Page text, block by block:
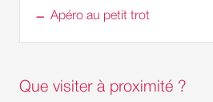
Apéro au petit trot
Que visiter à proximité ?